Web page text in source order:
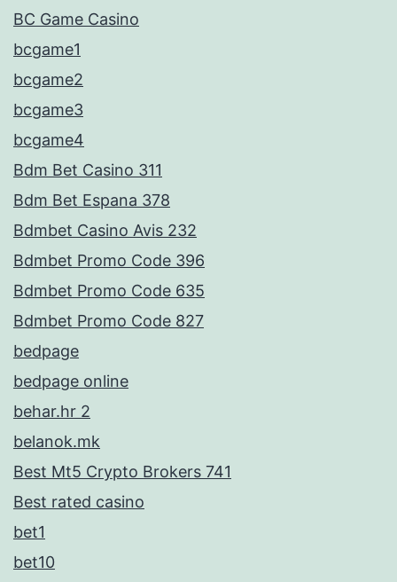
BC Game Casino
bcgame1
bcgame2
bcgame3
bcgame4
Bdm Bet Casino 311
Bdm Bet Espana 378
Bdmbet Casino Avis 232
Bdmbet Promo Code 396
Bdmbet Promo Code 635
Bdmbet Promo Code 827
bedpage
bedpage online
behar.hr 2
belanok.mk
Best Mt5 Crypto Brokers 741
Best rated casino
bet1
bet10